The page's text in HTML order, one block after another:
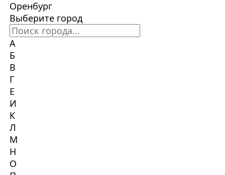
Оренбург
Выберите город
А
Б
В
Г
Е
И
К
Л
М
Н
О